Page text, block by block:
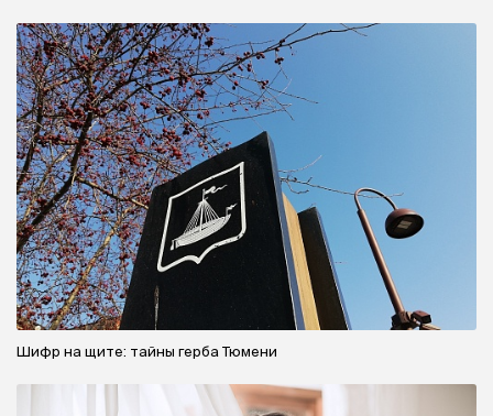
Шифр на щите: тайны герба Тюмени